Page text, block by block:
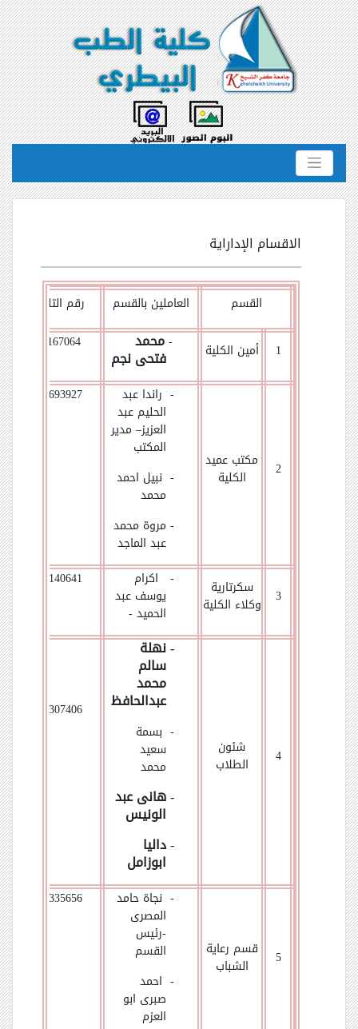
الاقسام الإداراية
القسم العاملين بالقسم رقم التليفون
1 أمين الكلية -محمد
فتحى نجم
01094167064
2
مكتب عميد
الكلية
- راندا عبد
الحليم عبد
العزيز– مدير
المكتب
- نبيل احمد
محمد
- مروة محمد
عبد الماجد
01069693927
3
سكرتارية
وكلاء الكلية
- اكرام
يوسف عبد
الحميد -
01009140641
4
شئون
الطلاب
- نهلة
سالم
محمد
عبدالحافظ
- بسمة
سعيد
محمد
-هانى عبد
الونيس
-داليا
ابوزامل
01095307406
5
قسم رعاية
الشباب
- نجاة حامد
المصرى
-رئيس
القسم
- احمد
صبرى ابو
العزم
01065335656